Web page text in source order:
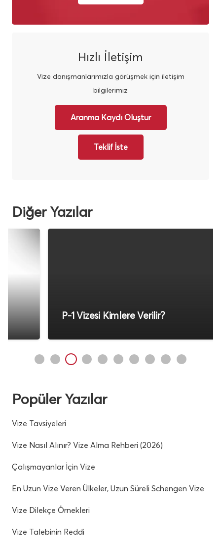
Hızlı İletişim
Vize danışmanlarımızla görüşmek için iletişim
bilgilerimiz
Aranma Kaydı Oluştur
Teklif İste
Diğer Yazılar
P-1 Vizesi Kimlere Verilir?
Popüler Yazılar
Vize Tavsiyeleri
Vize Nasıl Alınır? Vize Alma Rehberi (2026)
Çalışmayanlar İçin Vize
En Uzun Vize Veren Ülkeler, Uzun Süreli Schengen Vize
Vize Dilekçe Örnekleri
Vize Talebinin Reddi